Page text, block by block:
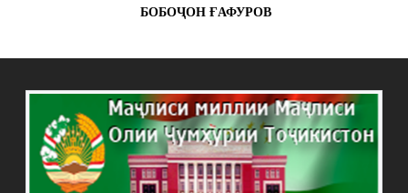
БОБОҶОН ҒАФУРОВ